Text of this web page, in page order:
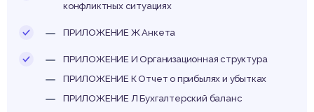
конфликтных ситуациях
ПРИЛОЖЕНИЕ Ж Анкета
ПРИЛОЖЕНИЕ И Организационная структура
ПРИЛОЖЕНИЕ К Отчет о прибылях и убытках
ПРИЛОЖЕНИЕ Л Бухгалтерский баланс